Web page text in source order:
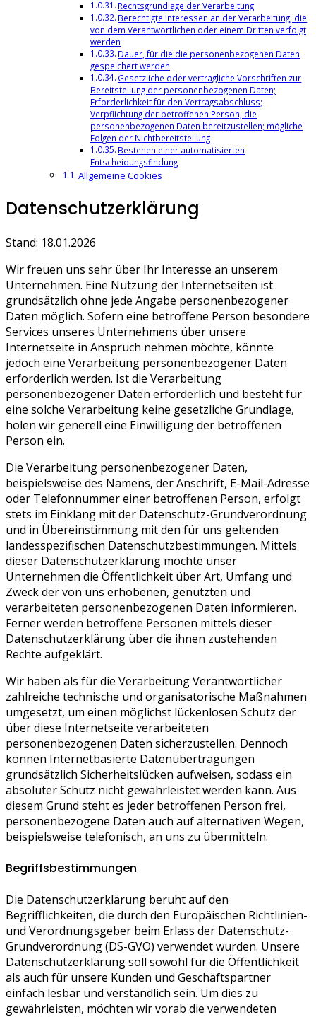
Rechtsgrundlage der Verarbeitung
Berechtigte Interessen an der Verarbeitung, die
von dem Verantwortlichen oder einem Dritten verfolgt
werden
Dauer, für die die personenbezogenen Daten
gespeichert werden
Gesetzliche oder vertragliche Vorschriften zur
Bereitstellung der personenbezogenen Daten;
Erforderlichkeit für den Vertragsabschluss;
Verpflichtung der betroffenen Person, die
personenbezogenen Daten bereitzustellen; mögliche
Folgen der Nichtbereitstellung
Bestehen einer automatisierten
Entscheidungsfindung
Allgemeine Cookies
Datenschutzerklärung
Stand: 18.01.2026
Wir freuen uns sehr über Ihr Interesse an unserem
Unternehmen. Eine Nutzung der Internetseiten ist
grundsätzlich ohne jede Angabe personenbezogener
Daten möglich. Sofern eine betroffene Person besondere
Services unseres Unternehmens über unsere
Internetseite in Anspruch nehmen möchte, könnte
jedoch eine Verarbeitung personenbezogener Daten
erforderlich werden. Ist die Verarbeitung
personenbezogener Daten erforderlich und besteht für
eine solche Verarbeitung keine gesetzliche Grundlage,
holen wir generell eine Einwilligung der betroffenen
Person ein.
Die Verarbeitung personenbezogener Daten,
beispielsweise des Namens, der Anschrift, E-Mail-Adresse
oder Telefonnummer einer betroffenen Person, erfolgt
stets im Einklang mit der Datenschutz-Grundverordnung
und in Übereinstimmung mit den für uns geltenden
landesspezifischen Datenschutzbestimmungen. Mittels
dieser Datenschutzerklärung möchte unser
Unternehmen die Öffentlichkeit über Art, Umfang und
Zweck der von uns erhobenen, genutzten und
verarbeiteten personenbezogenen Daten informieren.
Ferner werden betroffene Personen mittels dieser
Datenschutzerklärung über die ihnen zustehenden
Rechte aufgeklärt.
Wir haben als für die Verarbeitung Verantwortlicher
zahlreiche technische und organisatorische Maßnahmen
umgesetzt, um einen möglichst lückenlosen Schutz der
über diese Internetseite verarbeiteten
personenbezogenen Daten sicherzustellen. Dennoch
können Internetbasierte Datenübertragungen
grundsätzlich Sicherheitslücken aufweisen, sodass ein
absoluter Schutz nicht gewährleistet werden kann. Aus
diesem Grund steht es jeder betroffenen Person frei,
personenbezogene Daten auch auf alternativen Wegen,
beispielsweise telefonisch, an uns zu übermitteln.
Begriffsbestimmungen
Die Datenschutzerklärung beruht auf den
Begrifflichkeiten, die durch den Europäischen Richtlinien-
und Verordnungsgeber beim Erlass der Datenschutz-
Grundverordnung (DS-GVO) verwendet wurden. Unsere
Datenschutzerklärung soll sowohl für die Öffentlichkeit
als auch für unsere Kunden und Geschäftspartner
einfach lesbar und verständlich sein. Um dies zu
gewährleisten, möchten wir vorab die verwendeten